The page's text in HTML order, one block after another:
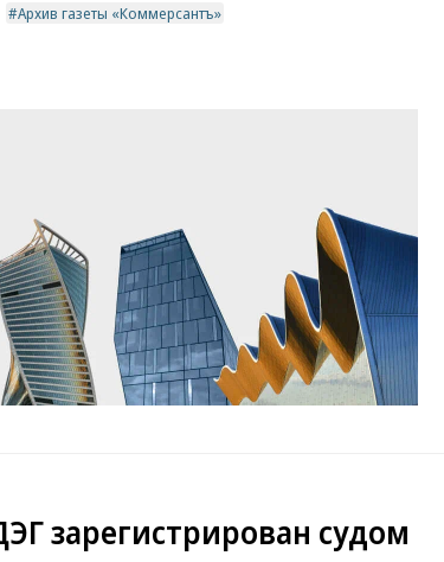
Архив газеты «Коммерсантъ»
зарегистрирован судом